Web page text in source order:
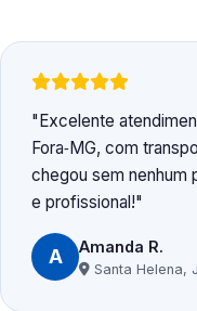
Excelente
Fora‑MG, com
chegou sem nenhum
e profissional!
A Amanda R.
Santa Helena,